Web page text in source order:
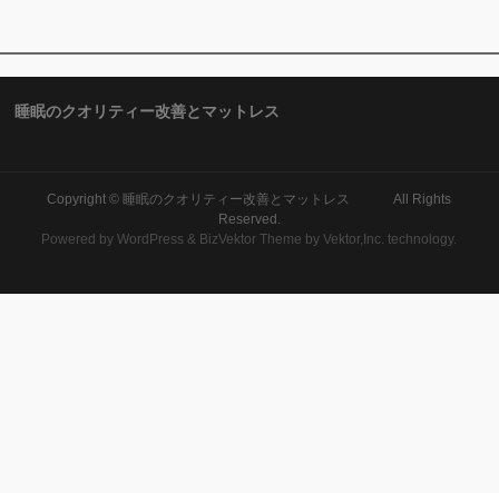
睡眠のクオリティー改善とマットレス
Copyright © 睡眠のクオリティー改善とマットレス
All Rights
Reserved.
Powered byWordPress & BizVektor Theme byVektor,Inc. technology.